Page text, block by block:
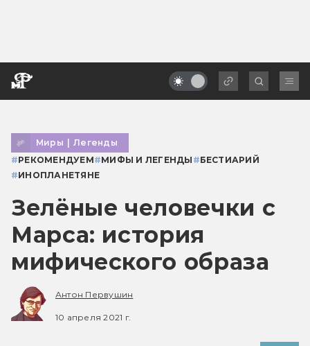
Миры | Легенды
#РЕКОМЕНДУЕМ#МИФЫ И ЛЕГЕНДЫ #БЕСТИАРИЙ
#ИНОПЛАНЕТЯНЕ
Зелёные человечки с
Марса: история
мифического образа
Антон Первушин
10 апреля 2021 г.